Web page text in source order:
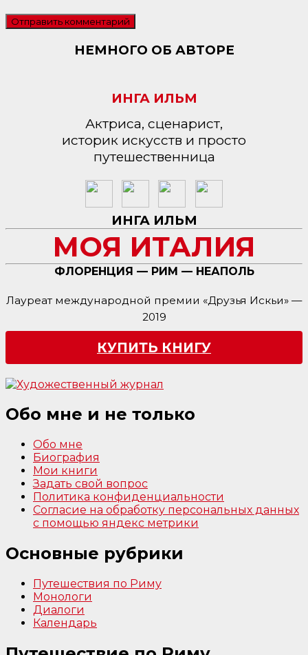
НЕМНОГО ОБ АВТОРЕ
ИНГА ИЛЬМ
Актриса, сценарист,
историк искусств и просто
путешественница
ИНГА ИЛЬМ
МОЯ ИТАЛИЯ
ФЛОРЕНЦИЯ — РИМ — НЕАПОЛЬ
Лауреат международной премии «Друзья Искьи» —
2019
КУПИТЬ КНИГУ
Обо мне и не только
Обо мне
Биография
Мои книги
Задать свой вопрос
Политика конфиденциальности
Согласие на обработку персональных данных
с помощью яндекс метрики
Основные рубрики
Путешествия по Риму
Монологи
Диалоги
Календарь